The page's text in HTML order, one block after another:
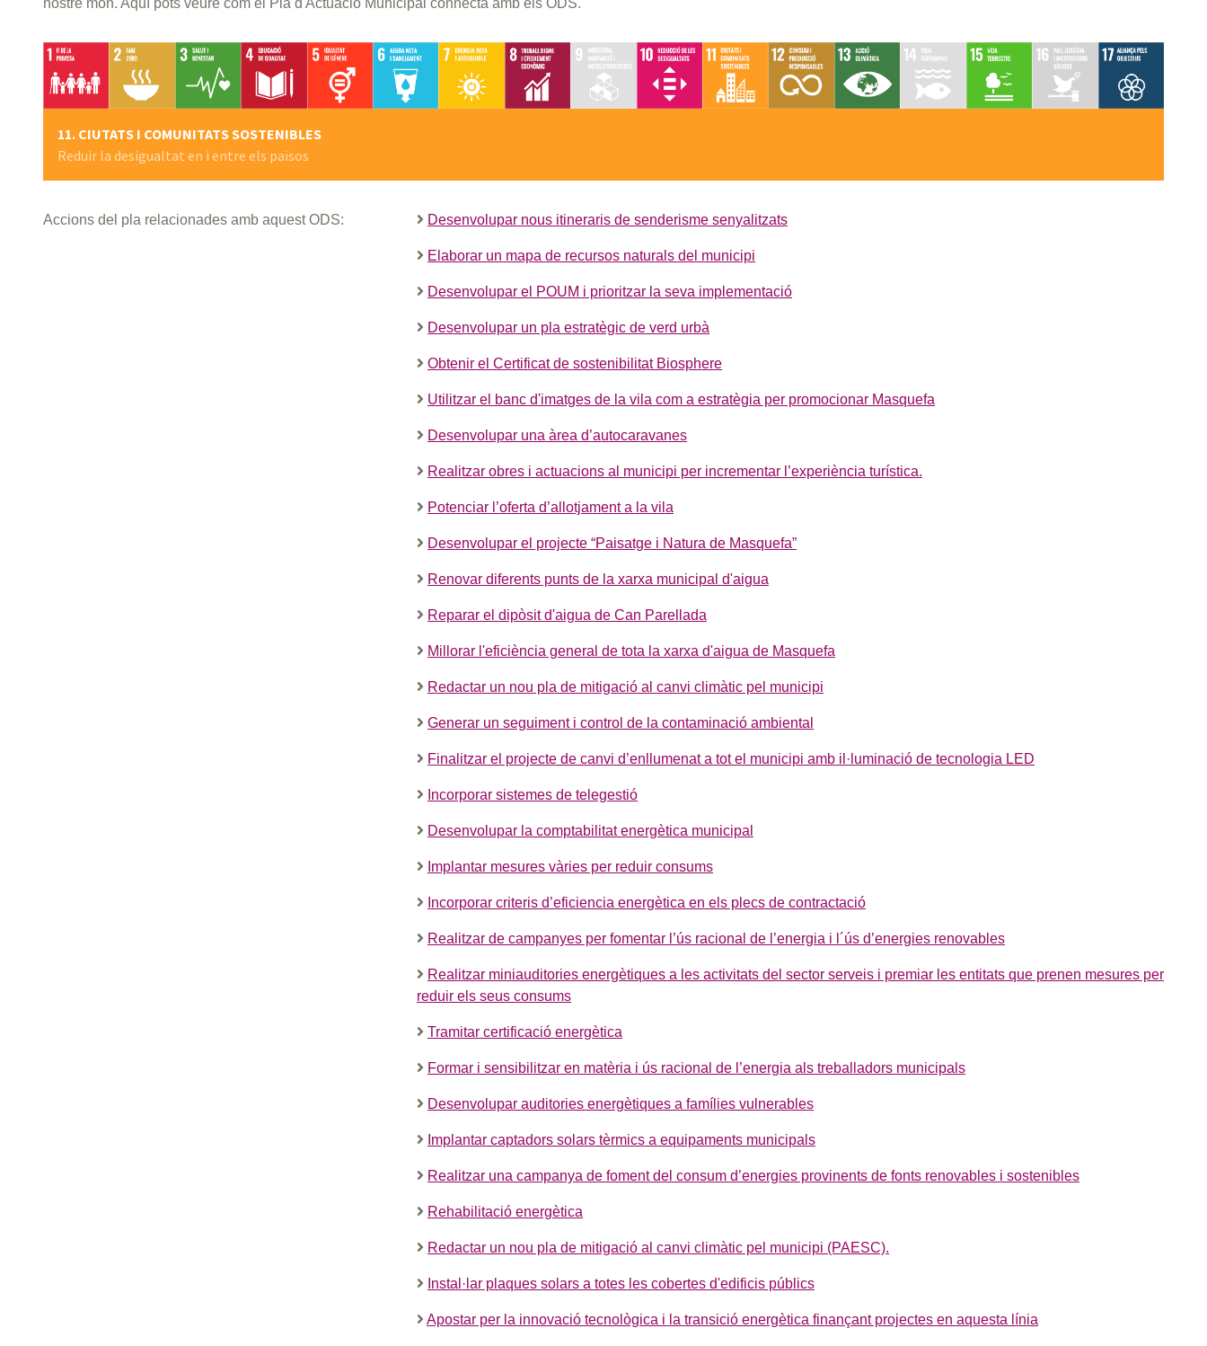
nostre món. Aquí pots veure com el Pla d'Actuació Municipal connecta amb els ODS.
11. CIUTATS I COMUNITATS SOSTENIBLES
Reduir la desigualtat en i entre els països
Accions del pla relacionades amb aquest ODS: Desenvolupar nous itineraris de senderisme senyalitzats
Elaborar un mapa de recursos naturals del municipi
Desenvolupar el POUM i prioritzar la seva implementació
Desenvolupar un pla estratègic de verd urbà
Obtenir el Certificat de sostenibilitat Biosphere
Utilitzar el banc d'imatges de la vila com a estratègia per promocionar Masquefa
Desenvolupar una àrea d’autocaravanes
Realitzar obres i actuacions al municipi per incrementar l’experiència turística.
Potenciar l’oferta d’allotjament a la vila
Desenvolupar el projecte “Paisatge i Natura de Masquefa”
Renovar diferents punts de la xarxa municipal d'aigua
Reparar el dipòsit d'aigua de Can Parellada
Millorar l'eficiència general de tota la xarxa d'aigua de Masquefa
Redactar un nou pla de mitigació al canvi climàtic pel municipi
Generar un seguiment i control de la contaminació ambiental
Finalitzar el projecte de canvi d’enllumenat a tot el municipi amb il·luminació de tecnologia LED
Incorporar sistemes de telegestió
Desenvolupar la comptabilitat energètica municipal
Implantar mesures vàries per reduir consums
Incorporar criteris d’eficiencia energètica en els plecs de contractació
Realitzar de campanyes per fomentar l’ús racional de l’energia i l´ús d’energies renovables
Realitzar miniauditories energètiques a les activitats del sector serveis i premiar les entitats que prenen mesures per
reduir els seus consums
Tramitar certificació energètica
Formar i sensibilitzar en matèria i ús racional de l’energia als treballadors municipals
Desenvolupar auditories energètiques a famílies vulnerables
Implantar captadors solars tèrmics a equipaments municipals
Realitzar una campanya de foment del consum d’energies provinents de fonts renovables i sostenibles
Rehabilitació energètica
Redactar un nou pla de mitigació al canvi climàtic pel municipi (PAESC).
Instal·lar plaques solars a totes les cobertes d'edificis públics
Apostar per la innovació tecnològica i la transició energètica finançant projectes en aquesta línia